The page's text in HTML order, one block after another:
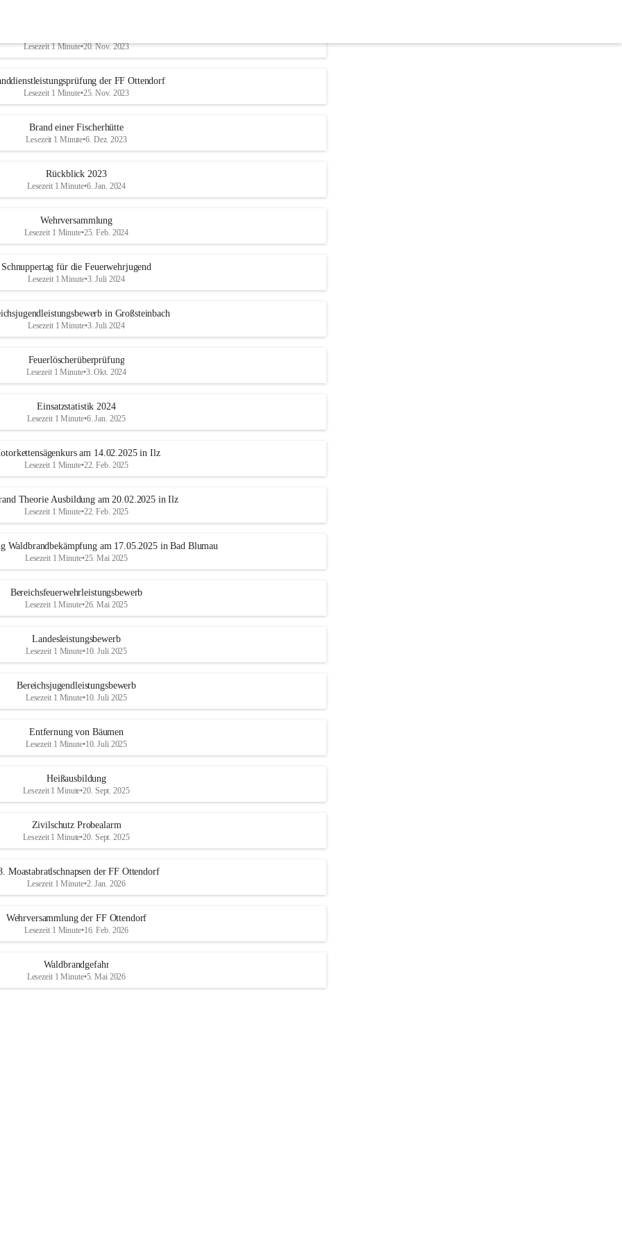
Lesezeit 1 Minute•20. Nov. 2023
der FF Ottendorf
Lesezeit 1 Minute•25. Nov. 2023
Brand einer Fischerhütte
Lesezeit 1 Minute•6. Dez. 2023
Rückblick 2023
Lesezeit 1 Minute•6. Jan. 2024
Wehrversammlung
Lesezeit 1 Minute•25. Feb. 2024
Schnuppertag für die Feuerwehrjugend
Lesezeit 1 Minute•3. Juli 2024
in Großsteinbach
Lesezeit 1 Minute•3. Juli 2024
Feuerlöscherüberprüfung
Lesezeit 1 Minute•3. Okt. 2024
Einsatzstatistik 2024
Lesezeit 1 Minute•6. Jan. 2025
am 14.02.2025 in Ilz
Lesezeit 1 Minute•22. Feb. 2025
Theorie Ausbildung am 20.02.2025 in Ilz
Lesezeit 1 Minute•22. Feb. 2025
Waldbrandbekämpfung am 17.05.2025 in Bad Blumau
Lesezeit 1 Minute•25. Mai 2025
Bereichsfeuerwehrleistungsbewerb
Lesezeit 1 Minute•26. Mai 2025
Landesleistungsbewerb
Lesezeit 1 Minute•10. Juli 2025
Bereichsjugendleistungsbewerb
Lesezeit 1 Minute•10. Juli 2025
Entfernung von Bäumen
Lesezeit 1 Minute•10. Juli 2025
Heißausbildung
Lesezeit 1 Minute•20. Sept. 2025
Zivilschutz Probealarm
Lesezeit 1 Minute•20. Sept. 2025
Moastabratlschnapsen der FF Ottendorf
Lesezeit 1 Minute•2. Jan. 2026
Wehrversammlung der FF Ottendorf
Lesezeit 1 Minute•16. Feb. 2026
Waldbrandgefahr
Lesezeit 1 Minute•5. Mai 2026